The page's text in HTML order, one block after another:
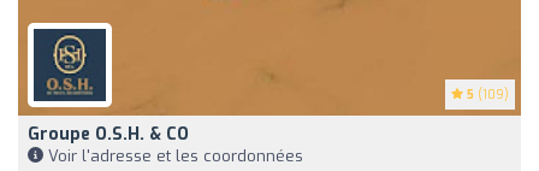
5 (109)
Groupe O.S.H. & CO
Voir l'adresse et les coordonnées